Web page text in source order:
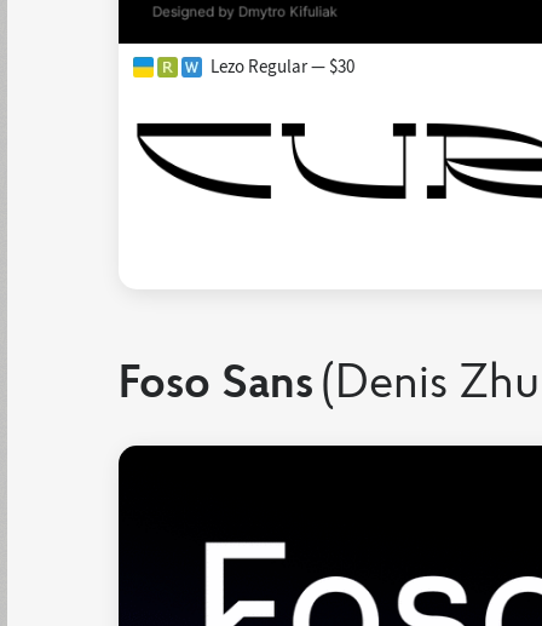
Lezo Regular — $30
Foso Sans (Denis